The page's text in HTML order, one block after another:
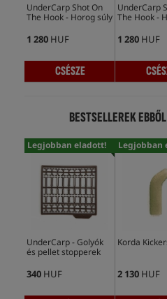
UnderCarp Shot On
The Hook - Horog súly
1 280 HUF
CSÉSZE
UnderCarp
The Hook -
1 280 HUF
BESTSELLEREK
Legjobban eladott!
UnderCarp - Golyók
és pellet stopperek
340 HUF
Legjobban
Korda
2 130 HUF